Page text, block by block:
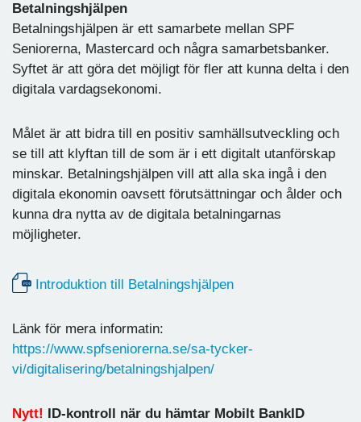
Betalningshjälpen
Betalningshjälpen är ett samarbete mellan SPF
Seniorerna, Mastercard och några samarbetsbanker.
Syftet är att göra det möjligt för fler att kunna delta i den
digitala vardagsekonomi.
Målet är att bidra till en positiv samhällsutveckling och
se till att klyftan till de som är i ett digitalt utanförskap
minskar. Betalningshjälpen vill att alla ska ingå i den
digitala ekonomin oavsett förutsättningar och ålder och
kunna dra nytta av de digitala betalningarnas
möjligheter.
Introduktion till Betalningshjälpen
Länk för mera informatin:
https://www.spfseniorerna.se/sa-tycker-
vi/digitalisering/betalningshjalpen/
Nytt! ID-kontroll när du hämtar Mobilt BankID